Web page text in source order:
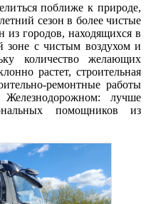
поближе к природе,
сезон в более чистые
городов, находящихся в
зоне с чистым воздухом и
количество желающих
растет, строительная
ремонтные работы
лучше
помощников из